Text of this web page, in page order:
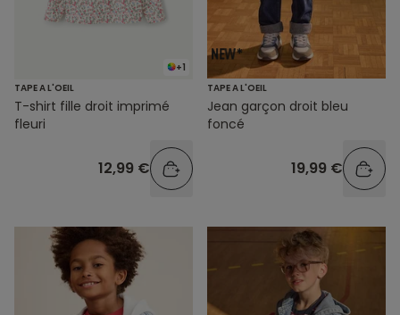
+1
TAPE A L'OEIL
T-shirt fille droit imprimé
fleuri
12,99 €
TAPE A L'OEIL
Jean garçon droit bleu
foncé
19,99 €